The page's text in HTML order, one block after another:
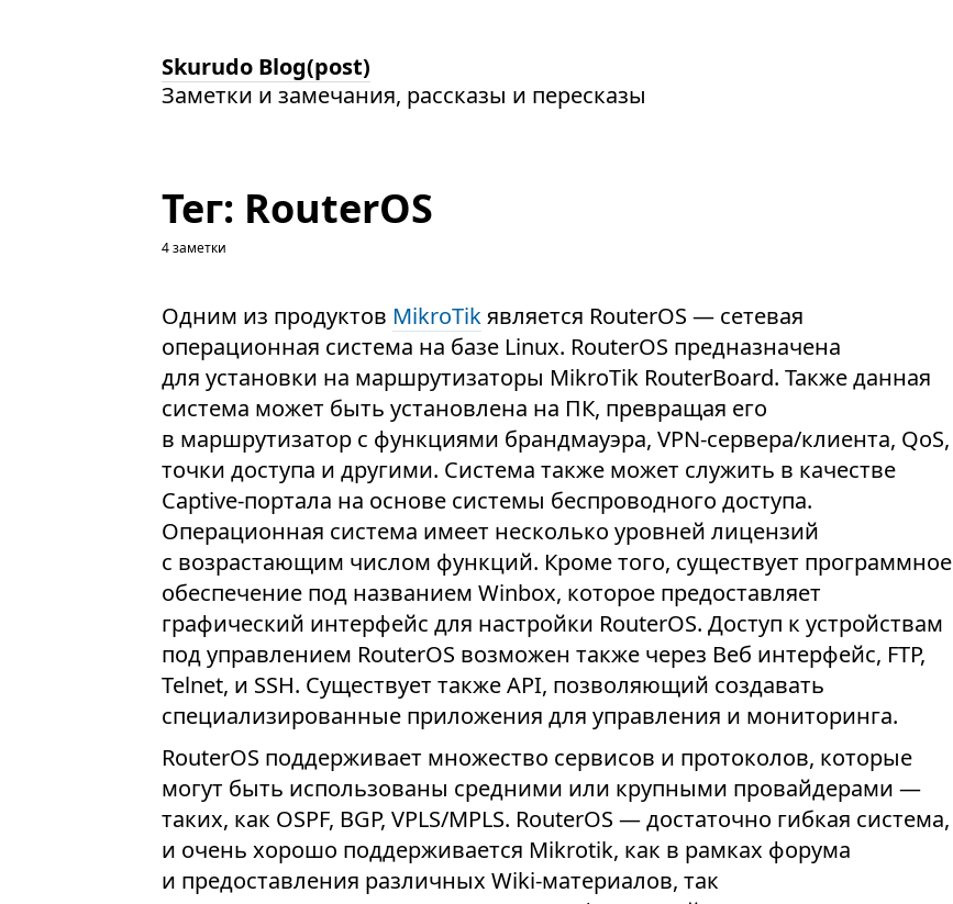
Skurudo Blog(post)
Заметки и замечания, рассказы и пересказы
Тег: RouterOS
4 заметки
Одним из продуктов MikroTikявляется RouterOS — сетевая
операционная система на базе Linux. RouterOS предназначена
для установки на маршрутизаторы MikroTik RouterBoard. Также данная
система может быть установлена на ПК, превращая его
в маршрутизатор с функциями брандмауэра, VPN-сервера/клиента, QoS,
точки доступа и другими. Система также может служить в качестве
Captive-портала на основе системы беспроводного доступа.
Операционная система имеет несколько уровней лицензий
с возрастающим числом функций. Кроме того, существует программное
обеспечение под названием Winbox, которое предоставляет
графический интерфейс для настройки RouterOS. Доступ к устройствам
под управлением RouterOS возможен также через Веб интерфейс, FTP,
Telnet, и SSH. Существует также API, позволяющий создавать
специализированные приложения для управления и мониторинга.
RouterOS поддерживает множество сервисов и протоколов, которые
могут быть использованы средними или крупными провайдерами —
таких, как OSPF, BGP, VPLS/MPLS. RouterOS — достаточно гибкая система,
и очень хорошо поддерживается Mikrotik, как в рамках форума
и предоставления различных Wiki-материалов, так